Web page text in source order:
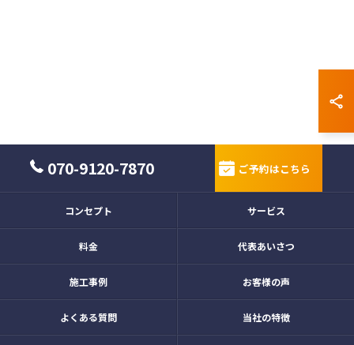
070-9120-7870 ご予約はこちら
コンセプト サービス
料金 代表あいさつ
施工事例 お客様の声
よくある質問 当社の特徴